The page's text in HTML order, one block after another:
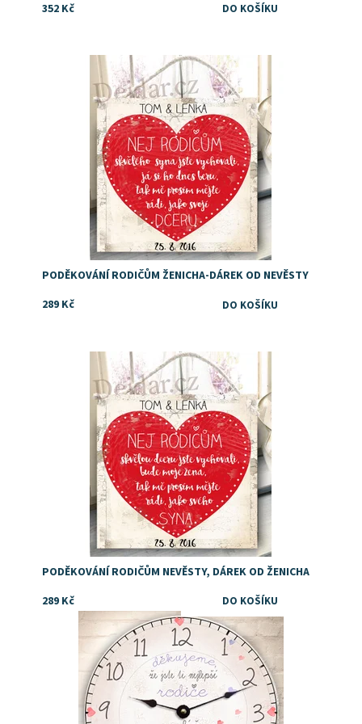
352 Kč
Dostupnost: Skladem
PODĚKOVÁNÍ RODIČŮM ŽENICHA-DÁREK OD NEVĚSTY
289 Kč
Dostupnost: Skladem
PODĚKOVÁNÍ RODIČŮM NEVĚSTY, DÁREK OD ŽENICHA
289 Kč
Dostupnost:
Skladem